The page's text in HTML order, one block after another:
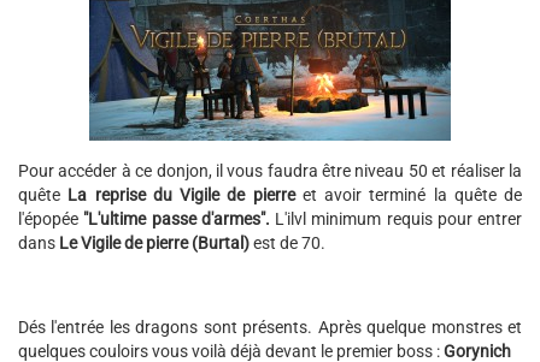
Pour accéder à ce donjon, il vous faudra être niveau 50 et réaliser la
quête La reprise du Vigile de pierre et avoir terminé la quête de
l'épopée "L'ultime passe d'armes". L'ilvl minimum requis pour entrer
dans Le Vigile de pierre (Burtal)est de 70.
Dés l'entrée les dragons sont présents. Après quelque monstres et
quelques couloirs vous voilà déjà devant le premier boss :Gorynich